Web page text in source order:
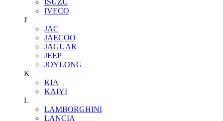
IVECO
J
JAC
JAECOO
JAGUAR
JEEP
JOYLONG
K
KIA
KAIYI
L
LAMBORGHINI
LANCIA